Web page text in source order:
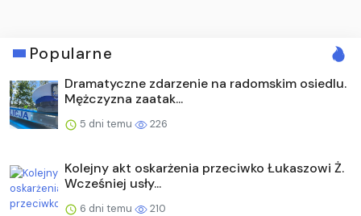
Popularne
Dramatyczne zdarzenie na radomskim osiedlu.
Mężczyzna zaatak...
5 dni temu 226
Kolejny akt oskarżenia przeciwko Łukaszowi Ż.
Wcześniej usły...
6 dni temu 210